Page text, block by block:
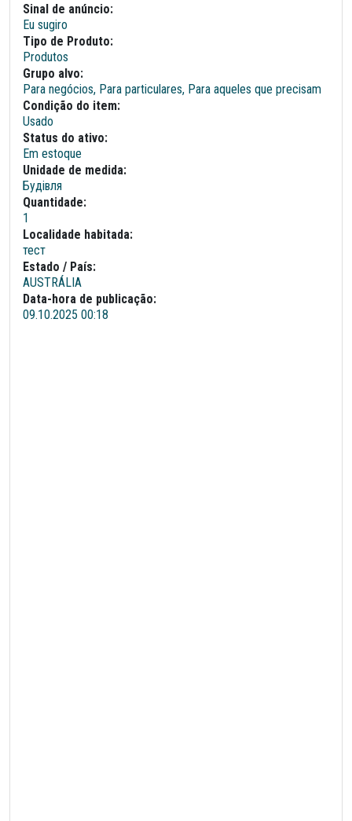
Sinal de anúncio:
Eu sugiro
Tipo de Produto:
Produtos
Grupo alvo:
Para negócios, Para particulares, Para aqueles que precisam
Condição do item:
Usado
Status do ativo:
Em estoque
Unidade de medida:
Будівля
Quantidade:
1
Localidade habitada:
тест
Estado / País:
AUSTRÁLIA
Data-hora de publicação:
09.10.2025 00:18